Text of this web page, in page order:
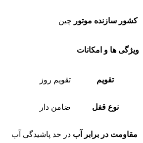
کشور سازنده موتور چین
ویژگی ها و امکانات
تقویم تقویم روز
نوع قفل ضامن دار
مقاومت در برابر آب در حد پاشیدگی آب